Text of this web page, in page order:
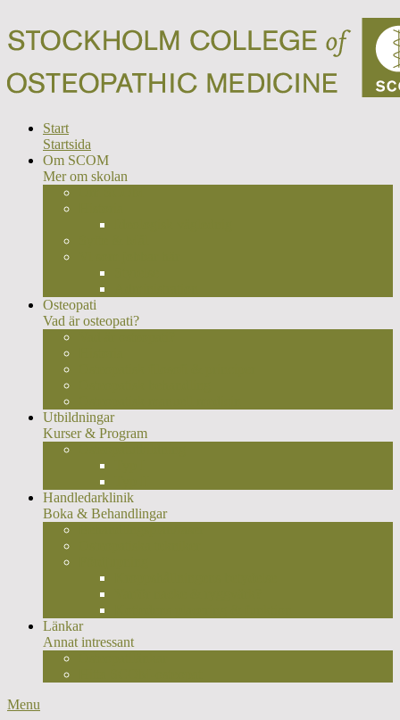
Start
Startsida
Om SCOM
Mer om skolan
Osteopati
Vad är osteopati?
Utbildningar
Kurser & Program
Handledarklinik
Boka & Behandlingar
Länkar
Annat intressant
Menu